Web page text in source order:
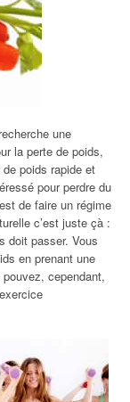
une
la perte de poids,
poids rapide et
pour perdre du
de faire un régime
c’est juste çà :
doit passer. Vous
en prenant une
cependant,